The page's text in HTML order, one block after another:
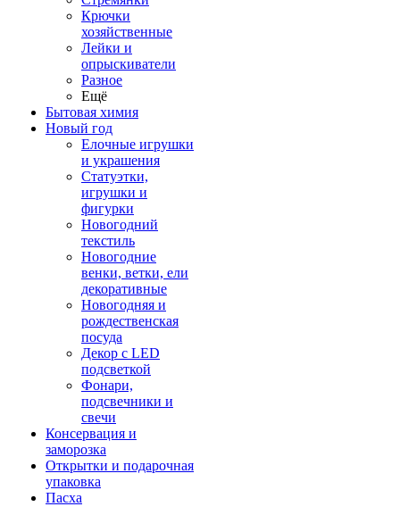
Крючки
хозяйственные
Лейки и
опрыскиватели
Разное
Ещё
Бытовая химия
Новый год
Елочные игрушки
и украшения
Статуэтки,
игрушки и
фигурки
Новогодний
текстиль
Новогодние
венки, ветки, ели
декоративные
Новогодняя и
рождественская
посуда
Декор с LED
подсветкой
Фонари,
подсвечники и
свечи
Консервация и
заморозка
Открытки и подарочная
упаковка
Пасха